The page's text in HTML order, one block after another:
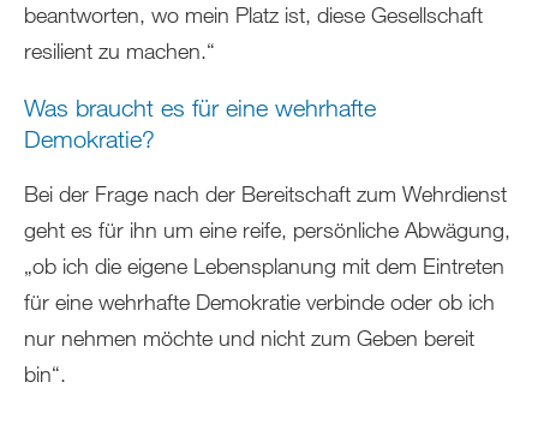
beantworten, wo mein Platz ist, diese Gesellschaft
resilient zu machen.“
Was braucht es für eine wehrhafte
Demokratie?
Bei der Frage nach der Bereitschaft zum Wehrdienst
geht es für ihn um eine reife, persönliche Abwägung,
„ob ich die eigene Lebensplanung mit dem Eintreten
für eine wehrhafte Demokratie verbinde oder ob ich
nur nehmen möchte und nicht zum Geben bereit
bin“.